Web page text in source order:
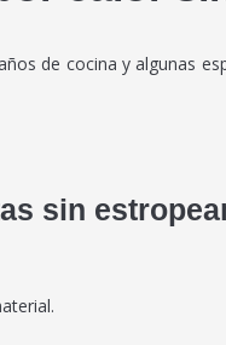
de cocina y algunas
sin